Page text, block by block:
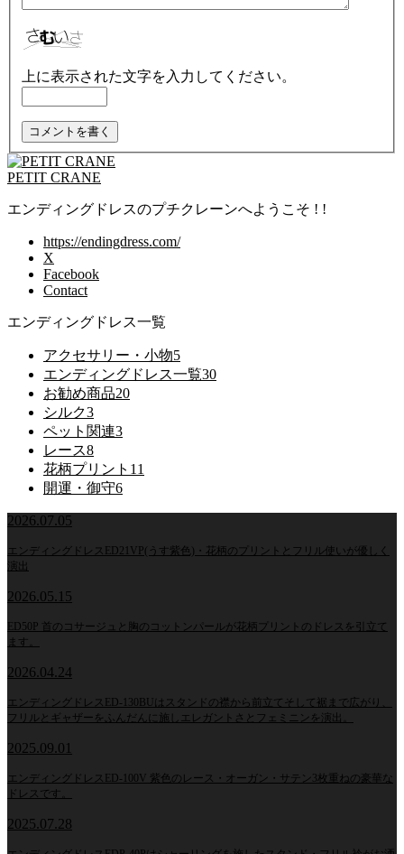
上に表示された文字を入力してください。
PETIT CRANE
エンディングドレスのプチクレーンへようこそ ! !
https://endingdress.com/
X
Facebook
Contact
エンディングドレス一覧
アクセサリー・小物5
エンディングドレス一覧30
お勧め商品20
シルク3
ペット関連3
レース8
花柄プリント 11
開運・御守6
2026.07.05
エンディングドレスED21VP(うす紫色)・花柄のプリントとフリル使いが優しく
演出
2026.05.15
ED50P 首のコサージュと胸のコットンパールが花柄プリントのドレスを引立て
ます。
2026.04.24
エンディングドレスED-130BUはスタンドの襟から前立てそして裾まで広がり、
フリルとギャザーをふんだんに施しエレガントさとフェミニンを演出。
2025.09.01
エンディングドレスED-100V 紫色のレース・オーガン・サテン3枚重ねの豪華な
ドレスです。
2025.07.28